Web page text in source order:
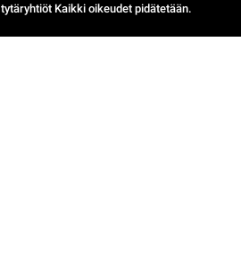
Kaikki oikeudet pidätetään.